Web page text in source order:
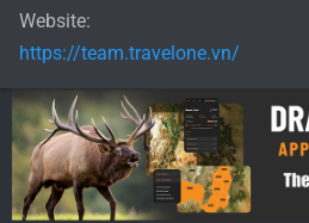
Website
https://team.travelone.vn/